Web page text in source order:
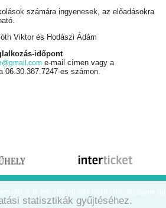
statisztikák gyűjtéséhez.
számára ingyenesek, az előadásokra
Viktor és Hodászi Ádám
időpont
e-mail címen vagy a
06.30.387.7247-es számon.